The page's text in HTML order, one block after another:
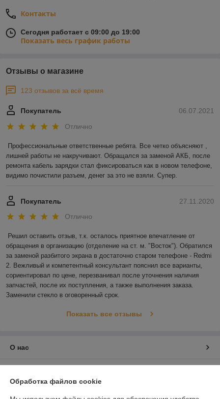
Контакты
Сегодня работает с 09:00 до 19:00
Показать весь график работы
Отзывы о магазине
123 отзывов за всё время
06.07.2021
Покупатель
Отлично
Профессиональные ответственные ребята. Все четко объясняют ,
лишней работы не накручивают. Обращался за заменой АКБ, после
ремонта кабель зарядки стал фиксироваться как в новом телефоне,
видимо почистили разъем, денег за это не взяли. Супер.
27.11.2020
Покупатель
Отлично
Решил оставить отзыв, т.к. осталось приятное впечатление от
обращения в организацию (отделение на ст. м. "Восток"). Обратился
за заменой разбитого экрана в достаточно старом телефоне - Redmi
2. Вежливый и компетентный консультант пояснил все варианты,
сориентировал по цене, перезванивал после уточнения наличия
запчастей, после их поступления, а также выполнения заказа.
Заменили стекло в оговоренный срок.
Показать все отзывы
О нас
Обработка файлов cookie